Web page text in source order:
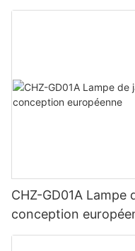
CHZ-GD01A
conception